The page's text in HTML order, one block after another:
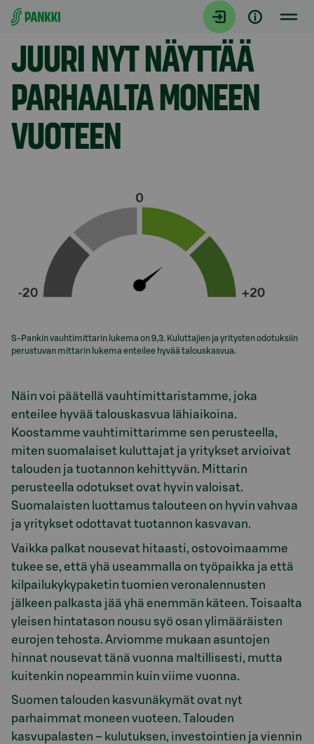
Siirry suoraan sisältöön
Model.AnchorLinkTargetDescription Yhteenveto
JUURI NYT NÄYTTÄÄ
PARHAALTA MONEEN
VUOTEEN
S-Pankin vauhtimittarin lukema on 9,3. Kuluttajien ja yritysten odotuksiin
perustuvan mittarin lukema enteilee hyvää talouskasvua.
Näin voi päätellä vauhtimittaristamme, joka
enteilee hyvää talouskasvua lähiaikoina.
Koostamme vauhtimittarimme sen perusteella,
miten suomalaiset kuluttajat ja yritykset arvioivat
talouden ja tuotannon kehittyvän. Mittarin
perusteella odotukset ovat hyvin valoisat.
Suomalaisten luottamus talouteen on hyvin vahvaa
ja yritykset odottavat tuotannon kasvavan.
Vaikka palkat nousevat hitaasti, ostovoimaamme
tukee se, että yhä useammalla on työpaikka ja että
kilpailukykypaketin tuomien veronalennusten
jälkeen palkasta jää yhä enemmän käteen. Toisaalta
yleisen hintatason nousu syö osan ylimääräisten
eurojen tehosta. Arviomme mukaan asuntojen
hinnat nousevat tänä vuonna maltillisesti, mutta
kuitenkin nopeammin kuin viime vuonna.
Suomen talouden kasvunäkymät ovat nyt
parhaimmat moneen vuoteen. Talouden
kasvupalasten – kulutuksen, investointien ja viennin